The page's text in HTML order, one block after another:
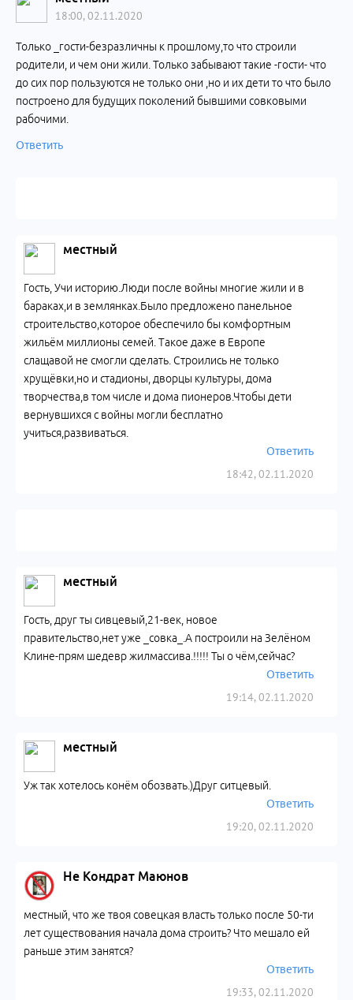
18:00, 02.11.2020
Только _гости-безразличны к прошлому,то что строили
родители, и чем они жили. Только забывают такие -гости- что
до сих пор пользуются не только они ,но и их дети то что было
построено для будущих поколений бывшими совковыми
рабочими.
Ответить
местный
18:42, 02.11.2020
Гость, Учи историю.Люди после войны многие жили и в
бараках,и в землянках.Было предложено панельное
строительство,которое обеспечило бы комфортным
жильём миллионы семей. Такое даже в Европе
слащавой не смогли сделать. Строились не только
хрущёвки,но и стадионы, дворцы культуры, дома
творчества,в том числе и дома пионеров.Чтобы дети
вернувшихся с войны могли бесплатно
учиться,развиваться.
Ответить
местный
19:14, 02.11.2020
Гость, друг ты сивцевый,21-век, новое
правительство,нет уже _совка_.А построили на Зелёном
Клине-прям шедевр жилмассива.!!!!! Ты о чём,сейчас?
Ответить
местный
19:20, 02.11.2020
Уж так хотелось конём обозвать.)Друг ситцевый.
Ответить
Не Кондрат Маюнов
19:33, 02.11.2020
местный, что же твоя совецкая власть только после 50-ти
лет существования начала дома строить? Что мешало ей
раньше этим занятся?
Ответить